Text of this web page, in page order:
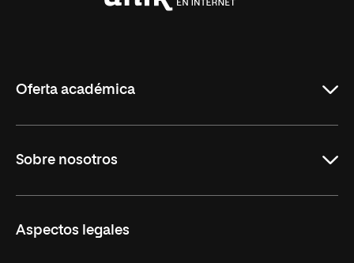
Oferta académica
Maestrías
Educación Continua
Sobre nosotros
Trabaja en UNIR
Aspectos legales